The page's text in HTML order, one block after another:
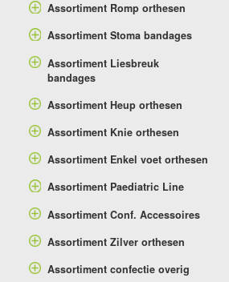
Assortiment Romp orthesen
Assortiment Stoma bandages
Assortiment Liesbreuk
bandages
Assortiment Heup orthesen
Assortiment Knie orthesen
Assortiment Enkel voet orthesen
Assortiment Paediatric Line
Assortiment Conf. Accessoires
Assortiment Zilver orthesen
Assortiment confectie overig